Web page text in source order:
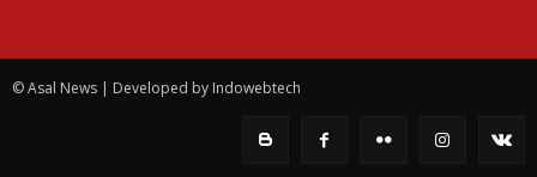
© Asal News | Developed by Indowebtech